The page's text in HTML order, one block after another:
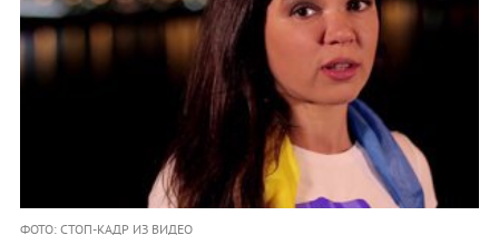
ФОТО: СТОП-КАДР ИЗ ВИДЕО